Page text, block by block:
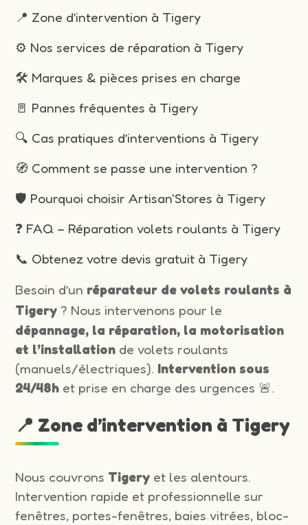
📍 Zone d’intervention à Tigery
⚙️ Nos services de réparation à Tigery
🛠️ Marques & pièces prises en charge
🚪 Pannes fréquentes à Tigery
🔍 Cas pratiques d’interventions à Tigery
🧭 Comment se passe une intervention ?
🛡️ Pourquoi choisir Artisan'Stores à Tigery
❓ FAQ – Réparation volets roulants à Tigery
📞 Obtenez votre devis gratuit à Tigery
Besoin d’un réparateur de volets roulants à
Tigery ? Nous intervenons pour le
dépannage, la réparation, la motorisation
et l’installation de volets roulants
(manuels/électriques). Intervention sous
24/48h et prise en charge des urgences 🚨.
📍 Zone d’intervention à Tigery
Nous couvrons Tigery et les alentours.
Intervention rapide et professionnelle sur
fenêtres, portes-fenêtres, baies vitrées, bloc-